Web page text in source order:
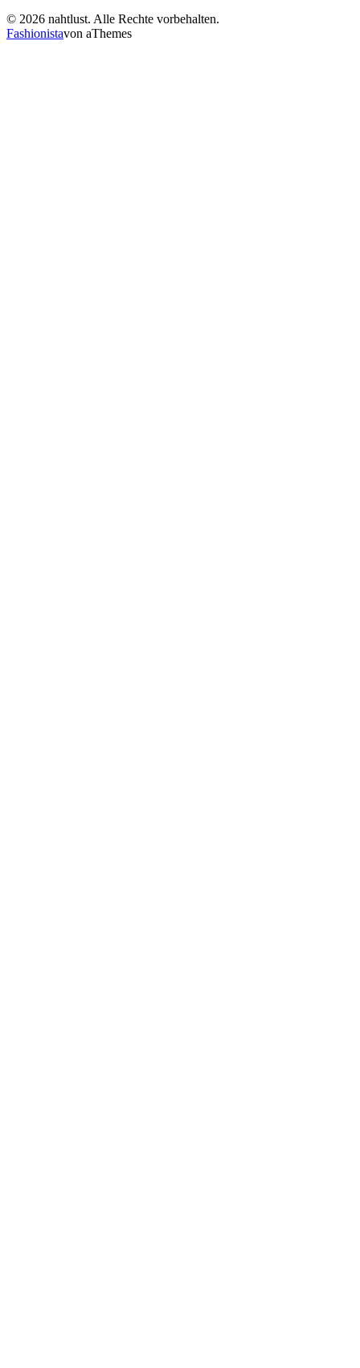
© 2026 nahtlust. Alle Rechte vorbehalten.
Fashionistavon aThemes